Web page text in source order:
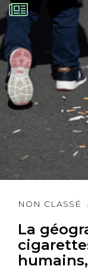
NON CLASSÉ
La
Lire